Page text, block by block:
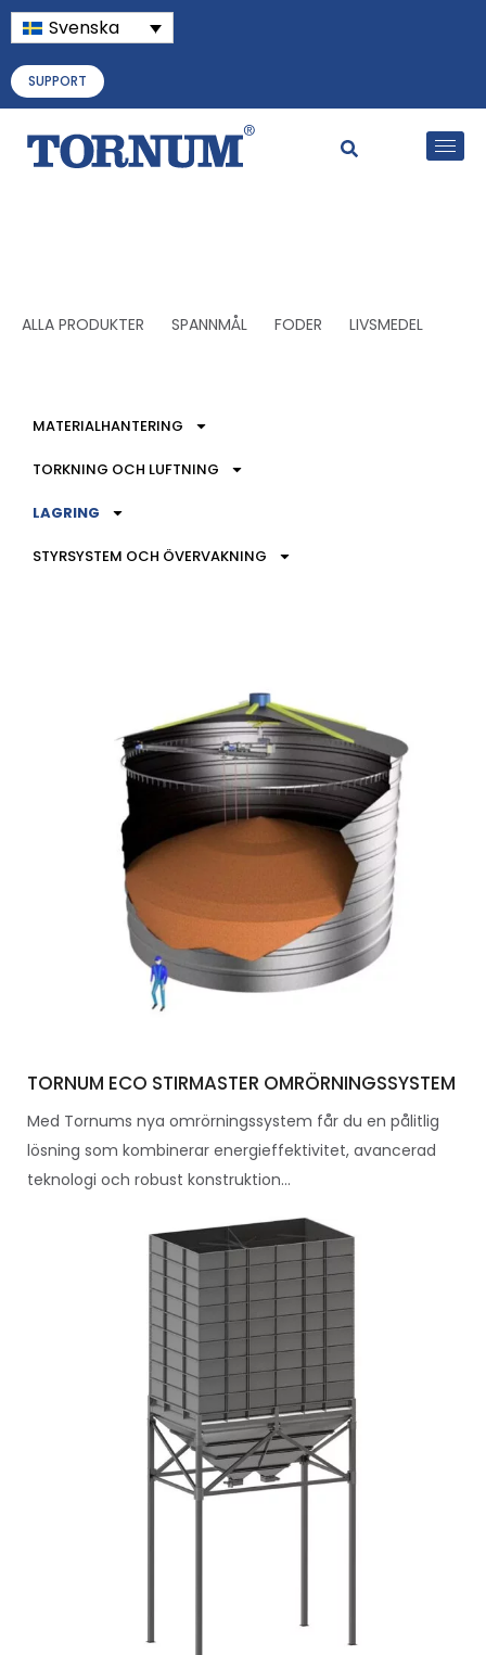
Svenska
SUPPORT
ALLA PRODUKTER SPANNMÅL FODER LIVSMEDEL
MATERIALHANTERING
TORKNING OCH LUFTNING
LAGRING
STYRSYSTEM OCH ÖVERVAKNING
TORNUM ECO STIRMASTER OMRÖRNINGSSYSTEM
Med Tornums nya omrörningssystem får du en pålitlig
lösning som kombinerar energieffektivitet, avancerad
teknologi och robust konstruktion...